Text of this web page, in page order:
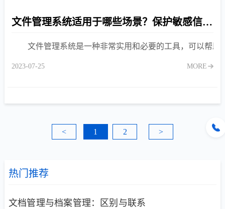
文件管理系统适用于哪些场景？保护敏感信息，文件管理系统确保数据安全
文件管理系统是一种非常实用和必要的工具，可以帮
2023-07-25 MORE
热门推荐
文档管理与档案管理：区别与联系
< 1 2 >